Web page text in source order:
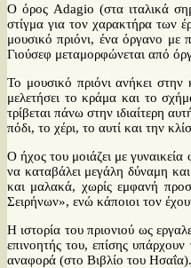
Ο όρος Adagio (στα ιταλικά
στίγμα για τον χαρακτήρα των
μουσικό πριόνι, ένα όργανο με
Γιούσεφ μεταμορφώνεται από
Το μουσικό πριόνι ανήκει
μελετήσει το κράμα και το
τρίβεται πάνω στην ιδιαίτερη
πόδι, το χέρι, το αυτί και την
Ο ήχος του μοιάζει με
να καταβάλει μεγάλη δύναμη
και μαλακά, χωρίς εμφανή
Σειρήνων», ενώ κάποιοι τον
Η ιστορία του πριονιού ως
επινοητής του, επίσης
αναφορά (στο Βιβλίο του Ησαΐα).